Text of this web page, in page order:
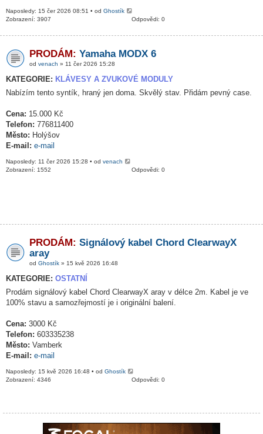
Naposledy: 15 čer 2026 08:51 • od Ghostík
Odpovědi: 0
Zobrazení: 3907
PRODÁM: Yamaha MODX 6
od venach » 11 čer 2026 15:28
KATEGORIE: KLÁVESY A ZVUKOVÉ MODULY
Nabízím tento syntík, hraný jen doma. Skvělý stav. Přidám pevný case.
Cena: 15.000 Kč
Telefon: 776811400
Město: Holýšov
E-mail: e-mail
Naposledy: 11 čer 2026 15:28 • od venach
Odpovědi: 0
Zobrazení: 1552
PRODÁM: Signálový kabel Chord ClearwayX
aray
od Ghostík » 15 kvě 2026 16:48
KATEGORIE: OSTATNÍ
Prodám signálový kabel Chord ClearwayX aray v délce 2m. Kabel je ve
100% stavu a samozřejmostí je i originální balení.
Cena: 3000 Kč
Telefon: 603335238
Město: Vamberk
E-mail: e-mail
Naposledy: 15 kvě 2026 16:48 • od Ghostík
Odpovědi: 0
Zobrazení: 4346